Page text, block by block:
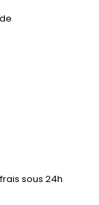
sous 24h